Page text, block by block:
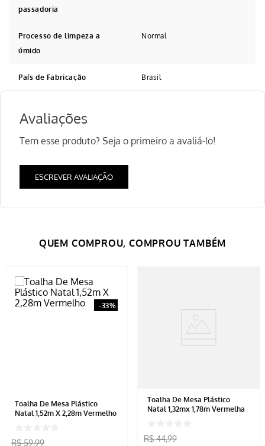
passadoria
Processo de limpeza a
úmido
Normal
País de Fabricação Brasil
Avaliações
Tem esse produto? Seja o primeiro a avaliá-lo!
ESCREVER AVALIAÇÃO
-33%
Toalha De Mesa Plástico
Natal 1,52m X 2,28m Vermelho
R$ 59,99
Toalha De Mesa Plástico
Natal 1,32mx 1,78m Vermelha
R$ 44,99